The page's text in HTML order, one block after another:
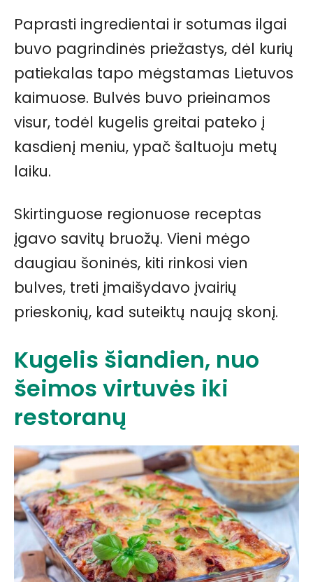
Paprasti ingredientai ir sotumas ilgai
buvo pagrindinės priežastys, dėl kurių
patiekalas tapo mėgstamas Lietuvos
kaimuose. Bulvės buvo prieinamos
visur, todėl kugelis greitai pateko į
kasdienį meniu, ypač šaltuoju metų
laiku.
Skirtinguose regionuose receptas
įgavo savitų bruožų. Vieni mėgo
daugiau šoninės, kiti rinkosi vien
bulves, treti įmaišydavo įvairių
prieskonių, kad suteiktų naują skonį.
Kugelis šiandien, nuo
šeimos virtuvės iki
restoranų